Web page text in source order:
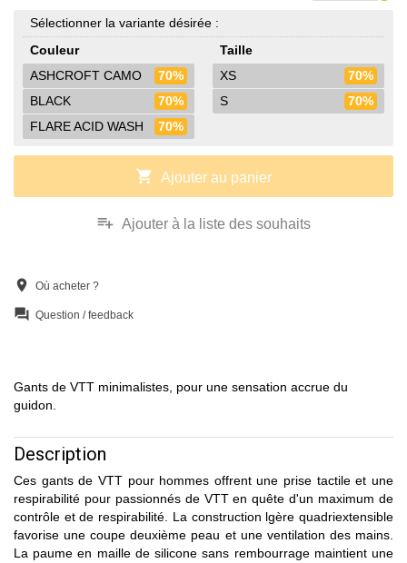
Sélectionner la variante désirée :
Couleur
ASHCROFT CAMO
70%
BLACK
70%
FLARE ACID WASH
70%
Taille
XS
70%
S
70%
shopping_cart Ajouter au panier
playlist_add Ajouter à la liste des souhaits
location_on Où acheter ?
question_answer Question / feedback
Gants de VTT minimalistes, pour une sensation accrue du
guidon.
Description
Ces gants de VTT pour hommes offrent une prise tactile et une
respirabilité pour passionnés de VTT en quête d'un maximum de
contrôle et de respirabilité. La construction lgère quadriextensible
favorise une coupe deuxième peau et une ventilation des mains.
La paume en maille de silicone sans rembourrage maintient une